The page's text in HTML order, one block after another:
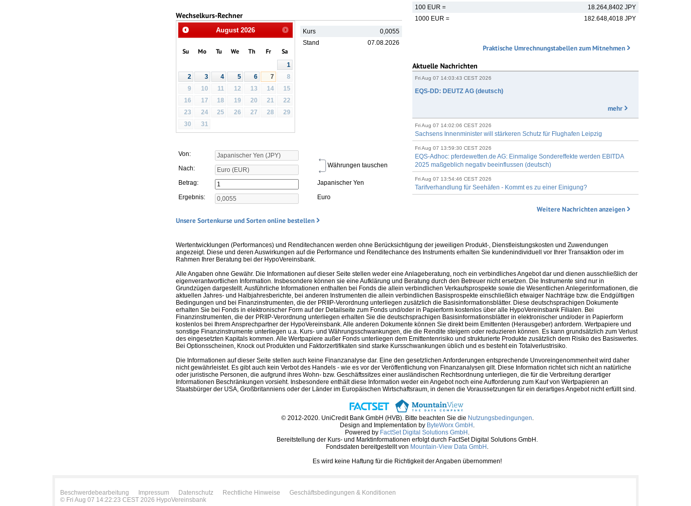
Wechselkurs-Rechner
August 2026
Su Mo Tu We Th Fr Sa
1
2
3 4 5 6 7
8
9
10 11 12 13 14
15
16
17 18 19 20 21
22
23
24 25 26 27 28
29
30
31
Kurs
0,0055
Stand
07.08.2026
Von:
Währungen tauschen
Nach:
Betrag:
Japanischer Yen
Ergebnis:
Euro
Unsere Sortenkurse und Sorten online bestellen
100 EUR =
18.264,8402 JPY
1000 EUR =
182.648,4018 JPY
Praktische Umrechnungstabellen zum Mitnehmen
Aktuelle Nachrichten
Fri Aug 07 14:03:43 CEST 2026
EQS-DD: DEUTZ AG (deutsch)
mehr
Fri Aug 07 14:02:06 CEST 2026
Sachsens Innenminister will stärkeren Schutz für Flughafen Leipzig
Fri Aug 07 13:59:30 CEST 2026
EQS-Adhoc: pferdewetten.de AG: Einmalige Sondereffekte werden EBITDA
2025 maßgeblich negativ beeinflussen (deutsch)
Fri Aug 07 13:54:46 CEST 2026
Tarifverhandlung für Seehäfen - Kommt es zu einer Einigung?
Weitere Nachrichten anzeigen
Wertentwicklungen (Performances) und Renditechancen werden ohne Berücksichtigung der jeweiligen Produkt-, Dienstleistungskosten und Zuwendungen
angezeigt. Diese und deren Auswirkungen auf die Performance und Renditechance des Instruments erhalten Sie kundenindividuell vor Ihrer Transaktion oder im
Rahmen Ihrer Beratung bei der HypoVereinsbank.
Alle Angaben ohne Gewähr. Die Informationen auf dieser Seite stellen weder eine Anlageberatung, noch ein verbindliches Angebot dar und dienen ausschließlich der
eigenverantwortlichen Information. Insbesondere können sie eine Aufklärung und Beratung durch den Betreuer nicht ersetzen. Die Instrumente sind nur in
Grundzügen dargestellt. Ausführliche Informationen enthalten bei Fonds die allein verbindlichen Verkaufsprospekte sowie die Wesentlichen Anlegerinformationen, die
aktuellen Jahres- und Halbjahresberichte, bei anderen Instrumenten die allein verbindlichen Basisprospekte einschließlich etwaiger Nachträge bzw. die Endgültigen
Bedingungen und bei Finanzinstrumenten, die der PRIIP-Verordnung unterliegen zusätzlich die Basisinformationsblätter. Diese deutschsprachigen Dokumente
erhalten Sie bei Fonds in elektronischer Form auf der Detailseite zum Fonds und/oder in Papierform kostenlos über alle HypoVereinsbank Filialen. Bei
Finanzinstrumenten, die der PRIIP-Verordnung unterliegen erhalten Sie die deutschsprachigen Basisinformationsblätter in elektronischer und/oder in Papierform
kostenlos bei Ihrem Ansprechpartner der HypoVereinsbank. Alle anderen Dokumente können Sie direkt beim Emittenten (Herausgeber) anfordern. Wertpapiere und
sonstige Finanzinstrumente unterliegen u.a. Kurs- und Währungsschwankungen, die die Rendite steigern oder reduzieren können. Es kann grundsätzlich zum Verlust
des eingesetzten Kapitals kommen. Alle Wertpapiere außer Fonds unterliegen dem Emittentenrisiko und strukturierte Produkte zusätzlich dem Risiko des Basiswertes.
Bei Optionsscheinen, Knock out Produkten und Faktorzertifikaten sind starke Kursschwankungen üblich und es besteht ein Totalverlustrisiko.
Die Informationen auf dieser Seite stellen auch keine Finanzanalyse dar. Eine den gesetzlichen Anforderungen entsprechende Unvoreingenommenheit wird daher
nicht gewährleistet. Es gibt auch kein Verbot des Handels - wie es vor der Veröffentlichung von Finanzanalysen gilt. Diese Information richtet sich nicht an natürliche
oder juristische Personen, die aufgrund ihres Wohn- bzw. Geschäftssitzes einer ausländischen Rechtsordnung unterliegen, die für die Verbreitung derartiger
Informationen Beschränkungen vorsieht. Insbesondere enthält diese Information weder ein Angebot noch eine Aufforderung zum Kauf von Wertpapieren an
Staatsbürger der USA, Großbritanniens oder der Länder im Europäischen Wirtschaftsraum, in denen die Voraussetzungen für ein derartiges Angebot nicht erfüllt sind.
© 2012-2020. UniCredit Bank GmbH (HVB). Bitte beachten Sie die Nutzungsbedingungen.
Design and Implementation by ByteWorx GmbH .
Powered by FactSet Digital Solutions GmbH .
Bereitstellung der Kurs- und Marktinformationen erfolgt durch FactSet Digital Solutions GmbH.
Fondsdaten bereitgestellt von Mountain-View Data GmbH .
Es wird keine Haftung für die Richtigkeit der Angaben übernommen!
Beschwerdebearbeitung Impressum Datenschutz Rechtliche Hinweise
Geschäftsbedingungen & Konditionen
© Fri Aug 07 14:22:23 CEST 2026 HypoVereinsbank